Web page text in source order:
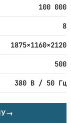
100 000
8
1875×1160×2120
500
380 В / 50 Гц
→